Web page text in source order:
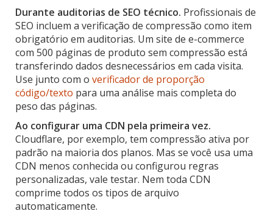
Durante auditorias de SEO técnico. Profissionais de
SEO incluem a verificação de compressão como item
obrigatório em auditorias. Um site de e-commerce
com 500 páginas de produto sem compressão está
transferindo dados desnecessários em cada visita.
Use junto com o verificador de proporção
código/texto para uma análise mais completa do
peso das páginas.
Ao configurar uma CDN pela primeira vez.
Cloudflare, por exemplo, tem compressão ativa por
padrão na maioria dos planos. Mas se você usa uma
CDN menos conhecida ou configurou regras
personalizadas, vale testar. Nem toda CDN
comprime todos os tipos de arquivo
automaticamente.